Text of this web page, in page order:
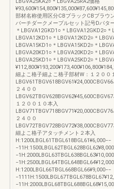
部材名称使用区分CBブラックCBブラウ
バーチダークメープルセット記号Dパタ
＊LBGVA12GKD1○＊LBGVA12GKD2○＊
LBGVA12KD1○＊LBGVA12KD2○＊
LBGVA15KD1○＊LBGVA15KD2○＊
LBGVA20KD1○＊LBGVA20KD2○＊
LBGVA25KD1○＊LBGVA25KD2○＊
細よこ格子細よこ格子部材W：１２００
２４００
１２００１０本入
２４００
細よこ格子アタッチメント２本入
H:1200LBGL61TBGL618BGL61¥6,000−−
H:1200LBGL66TBGL668BGL66¥9,000−−